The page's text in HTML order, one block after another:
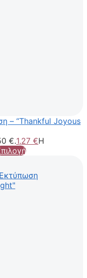
– “Thankful Joyous
€.1,27 €Η